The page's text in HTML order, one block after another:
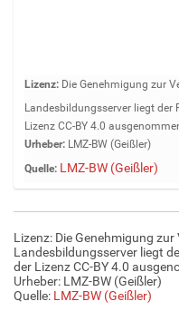
Z
e
i
g
B
i
l
n
v
o
Lizenz: Die Genehmigung zur
Landesbildungsserver liegt der
Lizenz CC-BY 4.0
Urheber: LMZ-BW (Geißler)
Quelle: LMZ-BW (Geißler)
Lizenz: Die Genehmigung
Landesbildungsserver liegt
der Lizenz CC-BY 4.0
Urheber: LMZ-BW (Geißler)
Quelle: LMZ-BW (Geißler)